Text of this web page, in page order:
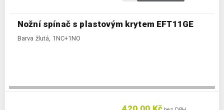
Nožní spínač s plastovým krytem EFT11GE
Barva žlutá, 1NC+1NO